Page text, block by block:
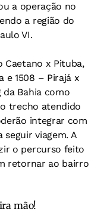
a operação no
a região do
VI.
Caetano x Pituba,
e 1508 – Pirajá x
Bahia como
trecho atendido
integrar com
seguir viagem. A
o percurso feito
retornar ao bairro
mão!